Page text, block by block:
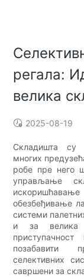
регала:
велика
2025-08-19
Складишта су
многих
робе пре него
управљање
обезбеђивање
системи
и за велика
позабавити
селективних
савршени за